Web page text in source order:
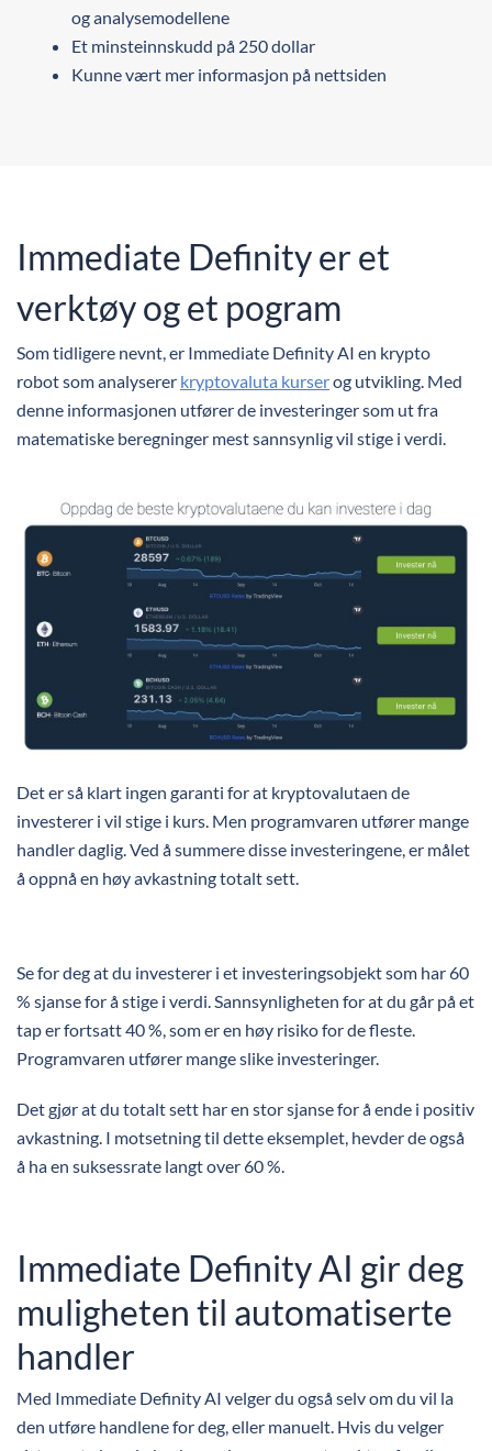
og analysemodellene
Et minsteinnskudd på 250 dollar
Kunne vært mer informasjon på nettsiden
Immediate Definity er et
verktøy og et pogram
Som tidligere nevnt, er Immediate Definity AI en krypto
robot som analyserer kryptovaluta kurserog utvikling. Med
denne informasjonen utfører de investeringer som ut fra
matematiske beregninger mest sannsynlig vil stige i verdi.
Det er så klart ingen garanti for at kryptovalutaen de
investerer i vil stige i kurs. Men programvaren utfører mange
handler daglig. Ved å summere disse investeringene, er målet
å oppnå en høy avkastning totalt sett.
Se for deg at du investerer i et investeringsobjekt som har 60
% sjanse for å stige i verdi. Sannsynligheten for at du går på et
tap er fortsatt 40 %, som er en høy risiko for de fleste.
Programvaren utfører mange slike investeringer.
Det gjør at du totalt sett har en stor sjanse for å ende i positiv
avkastning. I motsetning til dette eksemplet, hevder de også
å ha en suksessrate langt over 60 %.
Immediate Definity AI gir deg
muligheten til automatiserte
handler
Med Immediate Definity AI velger du også selv om du vil la
den utføre handlene for deg, eller manuelt. Hvis du velger